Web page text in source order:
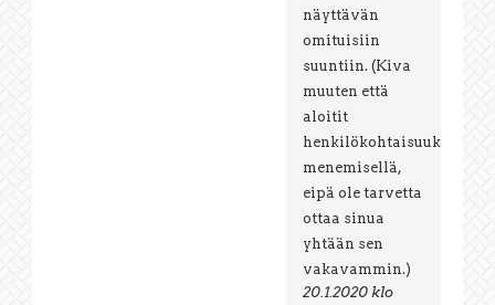
näyttävän
omituisiin
suuntiin. (Kiva
muuten että
aloitit
henkilökohtaisuuksiin
menemisellä,
eipä ole tarvetta
ottaa sinua
yhtään sen
vakavammin.)
20.1.2020 klo